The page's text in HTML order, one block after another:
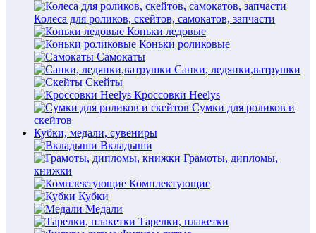
Колеса для роликов, скейтов, самокатов, запчасти
Коньки ледовые
Коньки роликовые
Самокаты
Санки, ледянки,ватрушки
Скейты
Кроссовки Heelys
Сумки для роликов и
скейтов
Кубки, медали, сувениры
Вкладыши
Грамоты, дипломы,
книжки
Комплектующие
Кубки
Медали
Тарелки, плакетки